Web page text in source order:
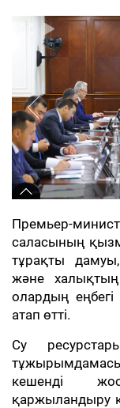
Премьер-
саласының
тұрақты
және
олардың
атап өтті.
Су
кешенді
қаржыландыру